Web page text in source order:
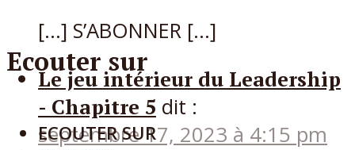
Ecouter sur
ECOUTER SUR
[…] S’ABONNER […]
Le jeu intérieur du Leadership
- Chapitre 5 dit :
septembre 17, 2023 à 4:15 pm